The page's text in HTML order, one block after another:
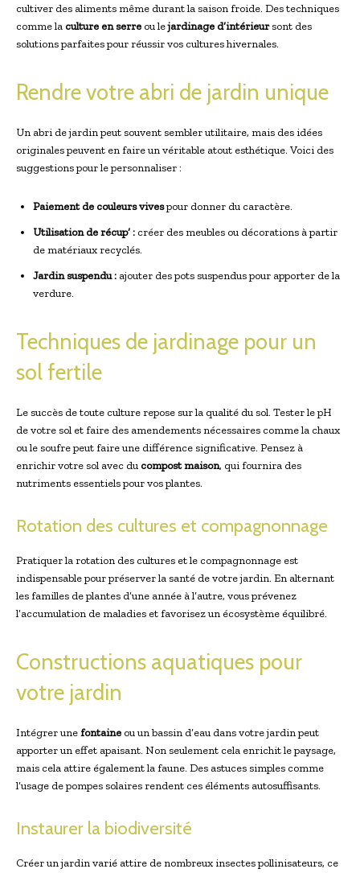
cultiver des aliments même durant la saison froide. Des techniques
comme la culture en serre ou lejardinage d’intérieursont des
solutions parfaites pour réussir vos cultures hivernales.
Rendre votre abri de jardin unique
Un abri de jardin peut souvent sembler utilitaire, mais des idées
originales peuvent en faire un véritable atout esthétique. Voici des
suggestions pour le personnaliser :
Paiement de couleurs vivespour donner du caractère.
Utilisation de récup’ : créer des meubles ou décorations à partir
de matériaux recyclés.
Jardin suspendu : ajouter des pots suspendus pour apporter de la
verdure.
Techniques de jardinage pour un
sol fertile
Le succès de toute culture repose sur la qualité du sol. Tester le pH
de votre sol et faire des amendements nécessaires comme la chaux
ou le soufre peut faire une différence significative. Pensez à
enrichir votre sol avec du compost maison, qui fournira des
nutriments essentiels pour vos plantes.
Rotation des cultures et compagnonnage
Pratiquer la rotation des cultures et le compagnonnage est
indispensable pour préserver la santé de votre jardin. En alternant
les familles de plantes d’une année à l’autre, vous prévenez
l’accumulation de maladies et favorisez un écosystème équilibré.
Constructions aquatiques pour
votre jardin
Intégrer unefontaine ou un bassin d’eau dans votre jardin peut
apporter un effet apaisant. Non seulement cela enrichit le paysage,
mais cela attire également la faune. Des astuces simples comme
l’usage de pompes solaires rendent ces éléments autosuffisants.
Instaurer la biodiversité
Créer un jardin varié attire de nombreux insectes pollinisateurs, ce